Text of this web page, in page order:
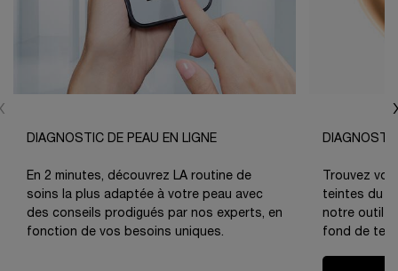
DIAGNOSTIC DE PEAU EN LIGNE
En 2 minutes, découvrez LA routine de
soins la plus adaptée à votre peau avec
des conseils prodigués par nos experts, en
fonction de vos besoins uniques.
Trouvez
teintes du
notre outil
fond de